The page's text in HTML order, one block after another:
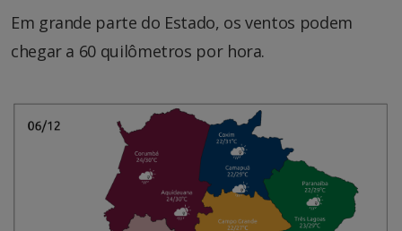
Em grande parte do Estado, os ventos podem
chegar a 60 quilômetros por hora.